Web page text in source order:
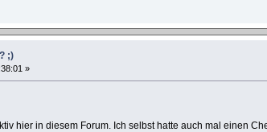
;)
»
hier in diesem Forum. Ich selbst hatte auch mal einen